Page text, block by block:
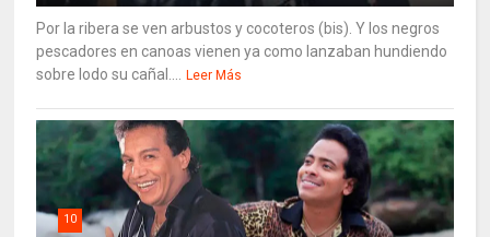
Por la ribera se ven arbustos y cocoteros (bis). Y los negros
pescadores en canoas vienen ya como lanzaban hundiendo
sobre lodo su cañal.... Leer Más
10